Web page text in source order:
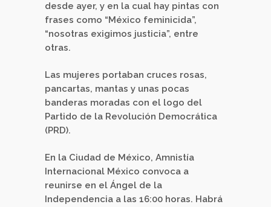
desde ayer, y en la cual hay pintas con
frases como “México feminicida”,
“nosotras exigimos justicia”, entre
otras.
Las mujeres portaban cruces rosas,
pancartas, mantas y unas pocas
banderas moradas con el logo del
Partido de la Revolución Democrática
(PRD).
En la Ciudad de México, Amnistía
Internacional México convoca a
reunirse en el Ángel de la
Independencia a las 16:00 horas. Habrá